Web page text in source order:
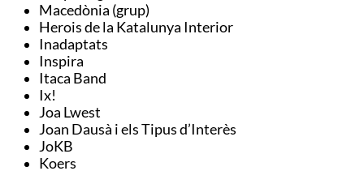
Macedònia (grup)
Herois de la Katalunya Interior
Inadaptats
Inspira
Itaca Band
Ix!
Joa Lwest
Joan Dausà i els Tipus d’Interès
JoKB
Koers